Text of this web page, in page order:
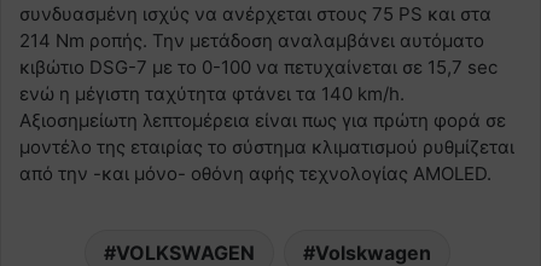
συνδυασμένη ισχύς να ανέρχεται στους 75 PS και στα
214 Nm ροπής. Την μετάδοση αναλαμβάνει αυτόματο
κιβώτιο DSG-7 με το 0-100 να πετυχαίνεται σε 15,7 sec
ενώ η μέγιστη ταχύτητα φτάνει τα 140 km/h.
Αξιοσημείωτη λεπτομέρεια είναι πως για πρώτη φορά σε
μοντέλο της εταιρίας το σύστημα κλιματισμού ρυθμίζεται
από την -και μόνο- οθόνη αφής τεχνολογίας AMOLED.
VOLKSWAGEN Volskwagen